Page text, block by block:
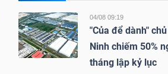
04/08 09:19
"Của để dành"
Ninh chiếm 50%
tháng lập kỷ lục